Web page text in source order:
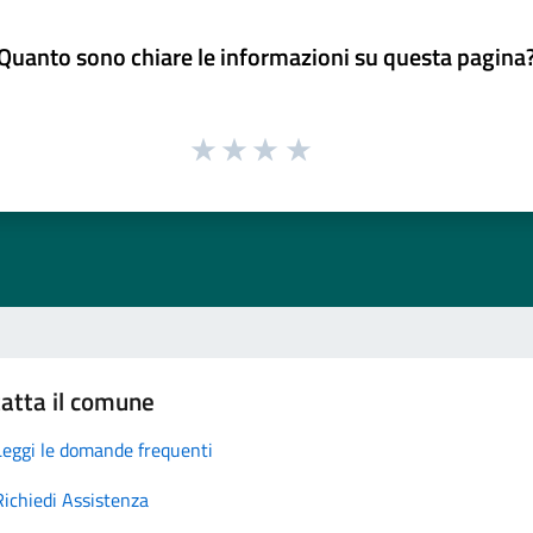
sono chiare le informazioni su questa
il comune
le domande frequenti
Assistenza